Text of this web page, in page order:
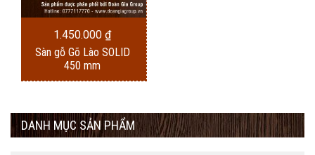
1.450.000 ₫
Sàn gỗ Gõ Lào SOLID
450 mm
DANH MỤC SẢN PHẨM